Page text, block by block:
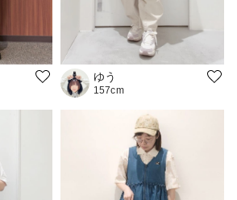
ゆう
157cm